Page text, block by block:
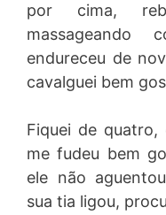
por cima,
endureceu de
cavalguei bem
Fiquei de quatro,
me fudeu bem
ele não
sua tia ligou,